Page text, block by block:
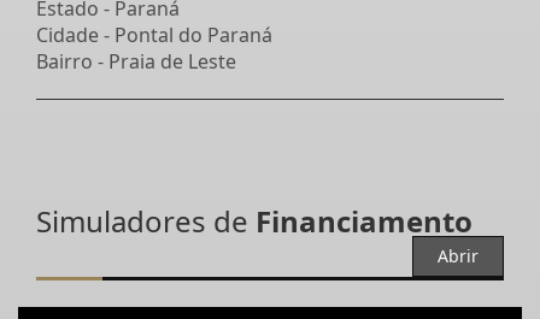
Estado - Paraná
Cidade - Pontal do Paraná
Bairro - Praia de Leste
Simuladores de Financiamento
Abrir